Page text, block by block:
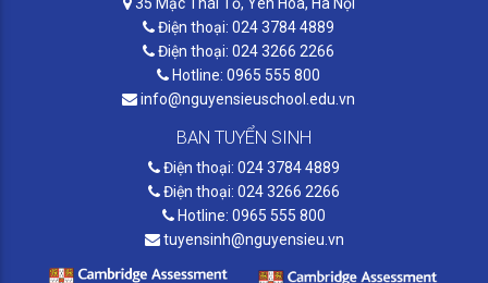
Điện thoại: 024 3784 4889
Điện thoại: 024 3266 2266
Hotline: 0965 555 800
info@nguyensieuschool.edu.vn
BAN TUYỂN SINH
Điện thoại: 024 3784 4889
Điện thoại: 024 3266 2266
Hotline: 0965 555 800
tuyensinh@nguyensieu.vn